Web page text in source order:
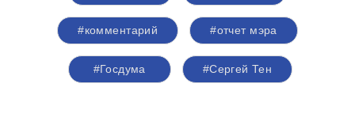
#комментарий #отчет мэра
#Госдума #Сергей Тен